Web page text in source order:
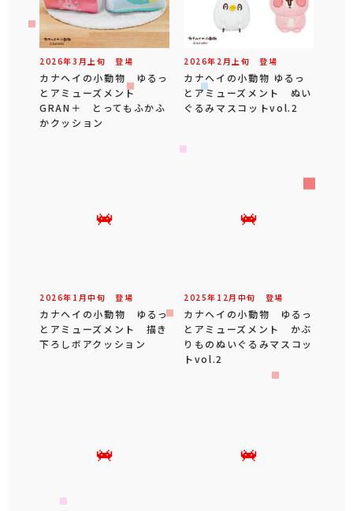
2026年3 月 上旬 登場
カナヘイの小動物 ゆるっ
とアミューズメント
GRAN＋ とってもふかふ
かクッション
2026年 2 月 上旬 登場
カナヘイの小動物 ゆるっ
とアミューズメント ぬい
ぐるみマスコットvol.2
2026年 1 月中旬 登場
カナヘイの小動物 ゆるっ
とアミューズメント 描き
下ろしボアクッション
2025年 12 月 中旬 登場
カナヘイの小動物 ゆるっ
とアミューズメント かぶ
りものぬいぐるみマスコッ
トvol.2